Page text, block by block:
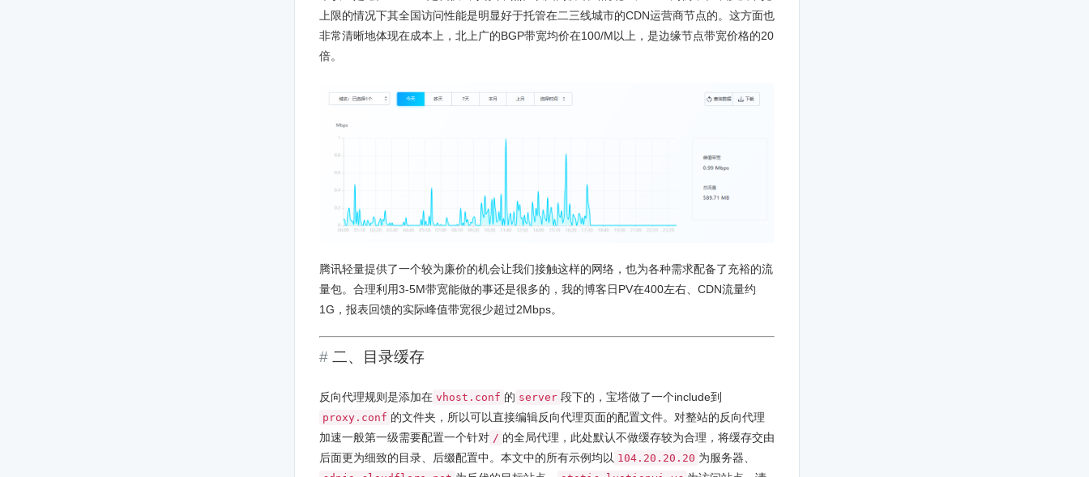
上限的情况下其全国访问性能是明显好于托管在二三线城市的CDN运营商节点的。这方面也
非常清晰地体现在成本上，北上广的BGP带宽均价在100/M以上，是边缘节点带宽价格的20
倍。
腾讯轻量提供了一个较为廉价的机会让我们接触这样的网络，也为各种需求配备了充裕的流
量包。合理利用3-5M带宽能做的事还是很多的，我的博客日PV在400左右、CDN流量约
1G，报表回馈的实际峰值带宽很少超过2Mbps。
二、目录缓存
反向代理规则是添加在 vhost.conf 的 server 段下的，宝塔做了一个include到
proxy.conf 的文件夹，所以可以直接编辑反向代理页面的配置文件。对整站的反向代理
加速一般第一级需要配置一个针对 / 的全局代理，此处默认不做缓存较为合理，将缓存交由
后面更为细致的目录、后缀配置中。本文中的所有示例均以 104.20.20.20 为服务器、